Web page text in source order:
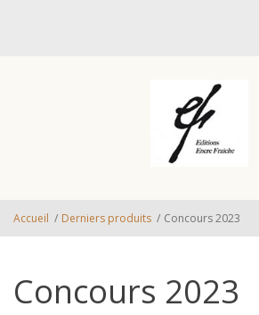
Accueil / Derniers produits / Concours 2023
Concours 2023